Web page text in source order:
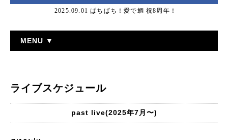
2025.09.01 ぱちぱち！愛で鯛 祝8周年！
MENU ▼
ライブスケジュール
past live(2025年7月〜)